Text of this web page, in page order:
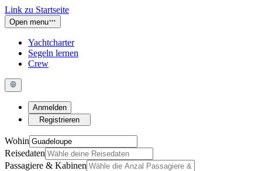
Link zu Startseite
Open menu
Yachtcharter
Segeln lernen
Crew
Anmelden
Registrieren
Wohin
Reisedaten
Passagiere & Kabinen